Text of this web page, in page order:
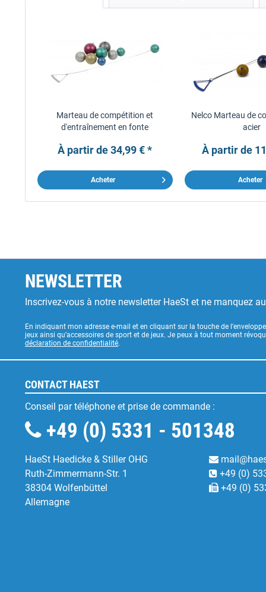
Marteau de compétition et
d'entraînement en fonte
À partir de 34,99 € *
Acheter
Nelco Marteau de
acier
À partir de
Acheter
NEWSLETTER
Inscrivez-vous à notre newsletter HaeSt et ne manquez
En indiquant mon adresse e-mail et en cliquant sur la touche de
jeux ainsi qu’accessoires de sport et de jeux. Je peux à tout moment
déclaration de confidentialité.
CONTACT HAEST
Conseil par téléphone et prise de commande :
+49 (0) 5331 - 501348
HaeSt Haedicke & Stiller OHG
Ruth-Zimmermann-Str. 1
38304 Wolfenbüttel
Allemagne
+49 (0)
+49 (0)